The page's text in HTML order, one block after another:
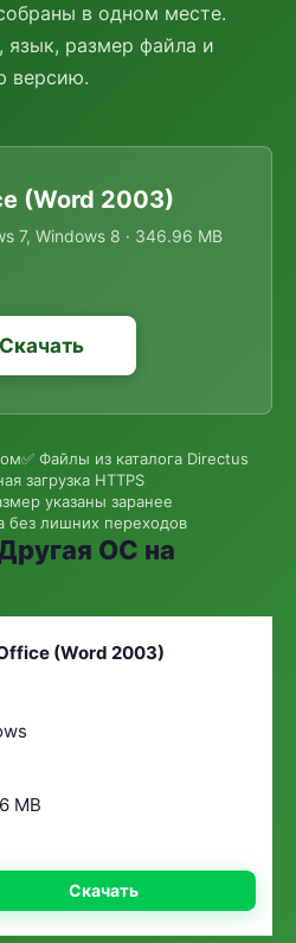
в одном месте.
язык, размер файла и
версию.
(Word 2003)
7, Windows 8 · 346.96 MB
✅ Файлы из каталога Directus
загрузка HTTPS
указаны заранее
без лишних переходов
ОС на
(Word 2003)
MB
Скачать